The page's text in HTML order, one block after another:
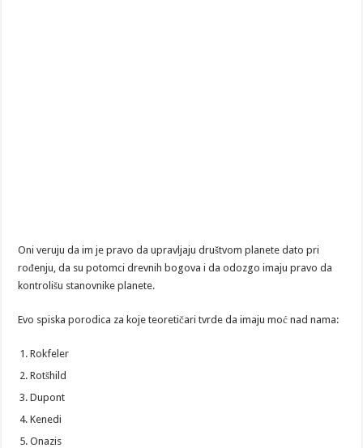
Oni veruju da im je pravo da upravljaju društvom planete dato pri
rođenju, da su potomci drevnih bogova i da odozgo imaju pravo da
kontrolišu stanovnike planete.
Evo spiska porodica za koje teoretičari tvrde da imaju moć nad nama:
Rokfeler
Rotšhild
Dupont
Kenedi
Onazis